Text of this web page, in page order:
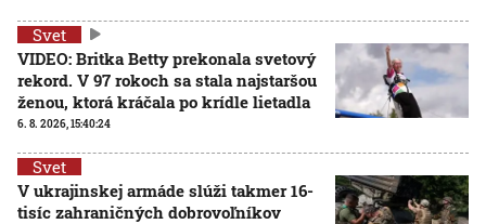
Svet
VIDEO: Britka Betty prekonala svetový
rekord. V 97 rokoch sa stala najstaršou
ženou, ktorá kráčala po krídle lietadla
6. 8. 2026, 15:40:24
Svet
V ukrajinskej armáde slúži takmer 16-
tisíc zahraničných dobrovoľníkov